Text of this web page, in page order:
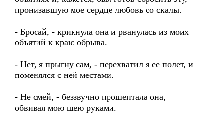
пронизавшую мое сердце любовь со скалы.
- Бросай, - крикнула она и рванулась из моих
объятий к краю обрыва.
- Нет, я прыгну сам, - перехватил я ее полет, и
поменялся с ней местами.
- Не смей, - беззвучно прошептала она,
обвивая мою шею руками.